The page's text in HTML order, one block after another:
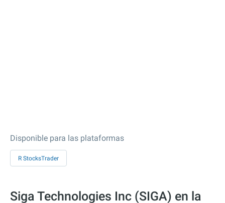
Disponible para las plataformas
R StocksTrader
Siga Technologies Inc (SIGA) en la